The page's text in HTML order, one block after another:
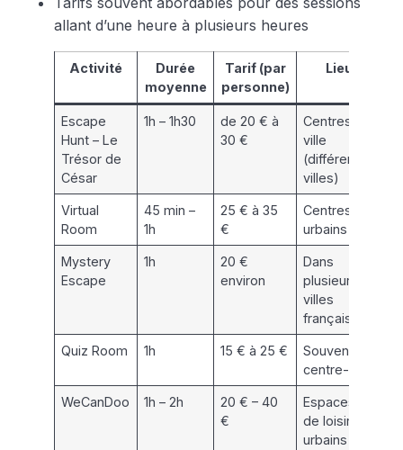
allant d’une heure à plusieurs heures
Activité
Durée
moyenne
Tarif (par
personne)
Lieu
Escape
Hunt – Le
Trésor de
César
1h – 1h30
de 20 € à
30 €
Centres
ville
(différentes
villes)
Virtual
Room
45 min –
1h
25 € à 35
€
Centres
urbains
Mystery
Escape
1h
20 €
environ
Dans
plusieurs
villes
françaises
Quiz Room 1h 15 € à 25 €
Souvent en
centre-ville
WeCanDoo 1h – 2h
20 € – 40
€
Espaces
de loisirs
urbains